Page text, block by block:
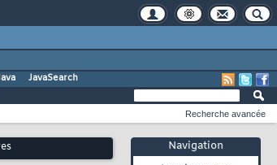
JavaSearch
Navigation
Recherche avancée